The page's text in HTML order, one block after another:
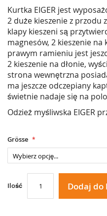
Kurtka EIGER jest
2 duże kieszenie z przodu
klapy kieszeni są
magnesów, 2 kieszenie
prawym ramieniu jest
2 kieszenie na dłonie,
strona wewnętrzna
ma jeszcze odczepiany
świetnie nadaje się na
Odzież myśliwska EIGER
Grösse
Ilość Dodaj do